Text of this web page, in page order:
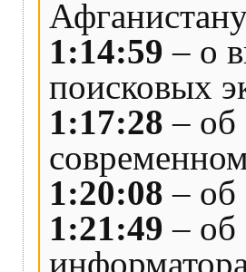
1:14:59 – о
поисковых
1:17:28 – об
1:20:08 – об
1:21:49 – об